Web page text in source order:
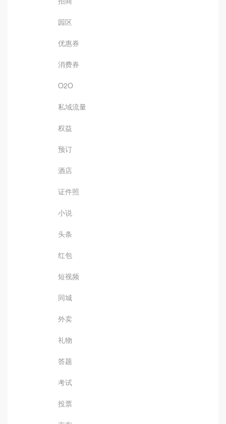
园区
优惠券
消费券
O2O
私域流量
权益
预订
酒店
证件照
小说
头条
红包
短视频
同城
外卖
礼物
答题
考试
投票